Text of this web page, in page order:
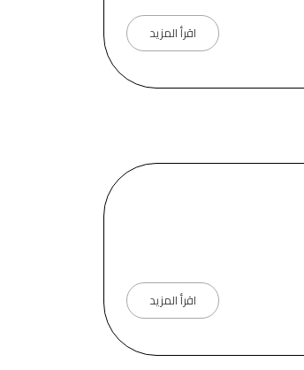
اقرأ المزيد
اقرأ المزيد